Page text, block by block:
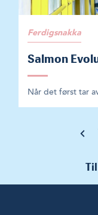
Ferdigsnakka
Salmon
Når det først tar